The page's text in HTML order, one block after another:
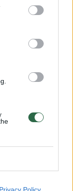
Privacy Policy
su
priklauso
kada bei